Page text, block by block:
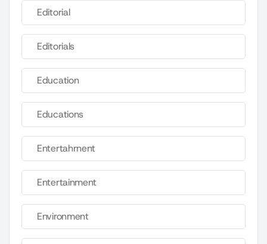
Editorial
Editorials
Education
Educations
Entertahrnent
Entertainment
Environment